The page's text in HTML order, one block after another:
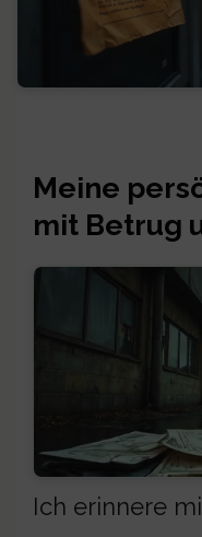
Meine
mit Betrug
Ich erinnere